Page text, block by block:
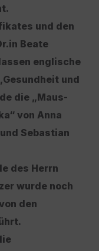
und den
Beate
englische
und
die „Maus-
von Anna
Sebastian
des Herrn
wurde noch
den